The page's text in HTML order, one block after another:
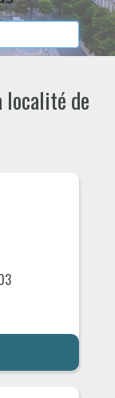
localité de